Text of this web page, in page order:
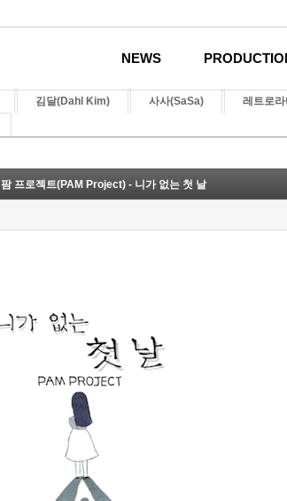
NEWS
김달(Dahl Kim) 사사(SaSa) 레트로
팜 프로젝트(PAM Project) - 니가 없는 첫 날